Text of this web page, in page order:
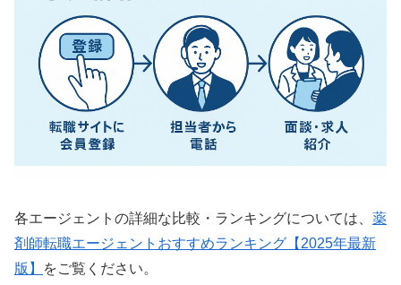
各エージェントの詳細な比較・ランキングについては、 薬
剤師転職エージェントおすすめランキング【2025年最新
版】
をご覧ください。